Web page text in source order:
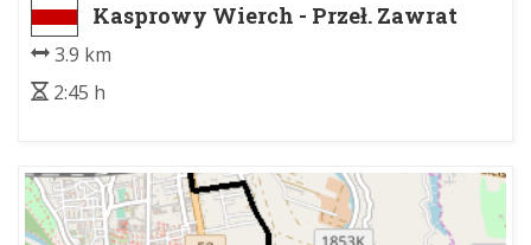
Kasprowy Wierch - Przeł. Zawrat
3.9 km
2:45 h